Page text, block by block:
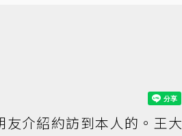
介紹約訪到本人的。王大